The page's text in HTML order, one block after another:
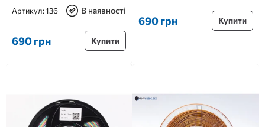
Артикул:136 В наявності
690 грн Купити
690 грн Купити